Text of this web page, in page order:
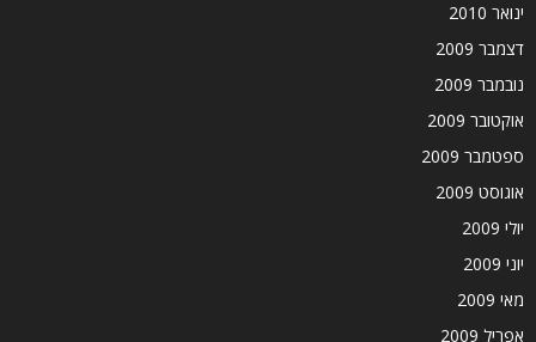
ינואר 2010
דצמבר 2009
נובמבר 2009
אוקטובר 2009
ספטמבר 2009
אוגוסט 2009
יולי 2009
יוני 2009
מאי 2009
אפריל 2009